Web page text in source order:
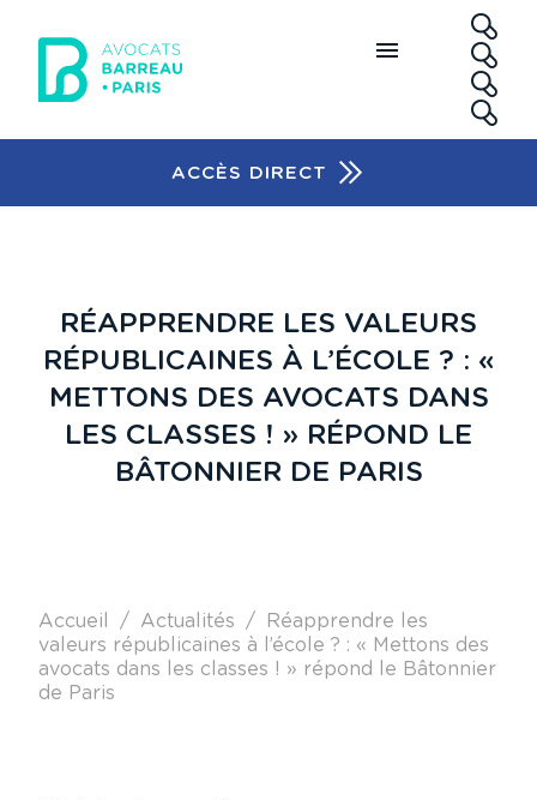
ACCÈS DIRECT
RÉAPPRENDRE LES VALEURS
RÉPUBLICAINES À L’ÉCOLE ? : «
METTONS DES AVOCATS DANS
LES CLASSES ! » RÉPOND LE
BÂTONNIER DE PARIS
Fil d'Ariane
Accueil Actualités
Réapprendre les
valeurs républicaines à l’école ? : « Mettons des
avocats dans les classes ! » répond le Bâtonnier
de Paris